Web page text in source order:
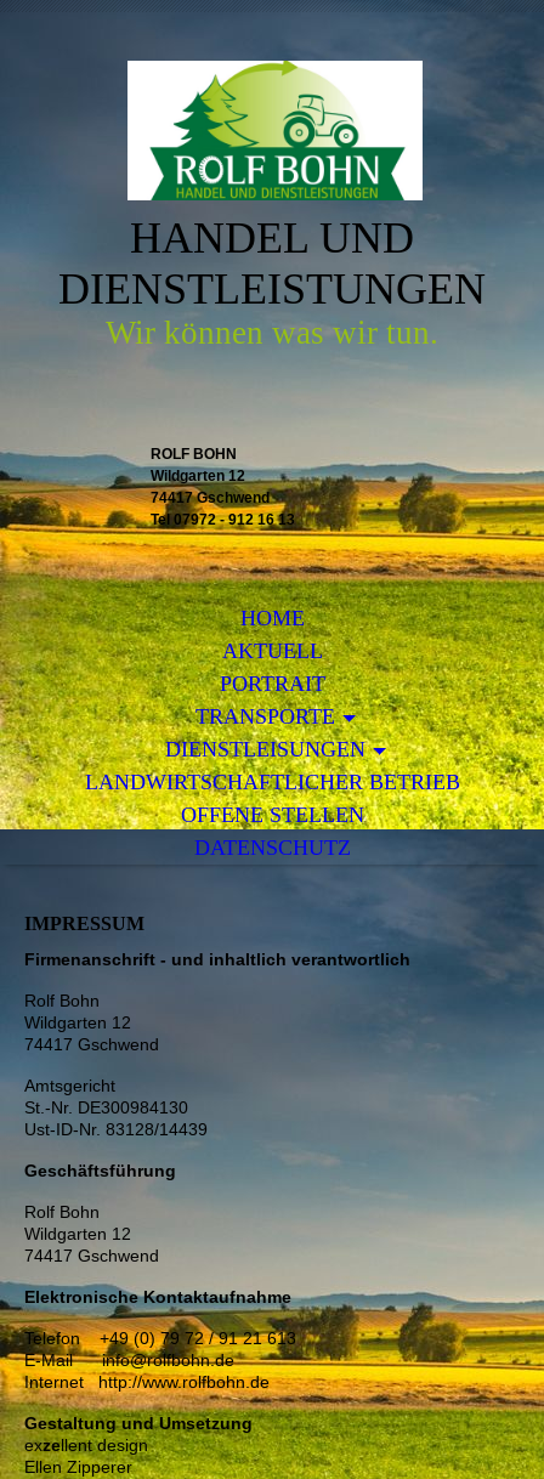
HANDEL UND
DIENSTLEISTUNGEN
Wir können was wir tun.
ROLF BOHN
Wildgarten 12
74417 Gschwend
Tel 07972 - 912 16 13
HOME
AKTUELL
PORTRAIT
TRANSPORTE
DIENSTLEISUNGEN
LANDWIRTSCHAFTLICHER BETRIEB
OFFENE STELLEN
DATENSCHUTZ
IMPRESSUM
Firmenanschrift - und inhaltlich verantwortlich
Rolf Bohn
Wildgarten 12
74417 Gschwend
Amtsgericht
St.-Nr. DE300984130
Ust-ID-Nr. 83128/14439
Geschäftsführung
Rolf Bohn
Wildgarten 12
74417 Gschwend
Elektronische Kontaktaufnahme
Telefon +49 (0) 79 72 / 91 21 613
E-Mail info@rolfbohn.de
Internet http://www.rolfbohn.de
Gestaltung und Umsetzung
exzellent design
Ellen Zipperer